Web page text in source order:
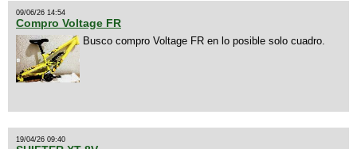
09/06/26 14:54
Compro Voltage FR
Busco compro Voltage FR en lo posible solo cuadro.
19/04/26 09:40